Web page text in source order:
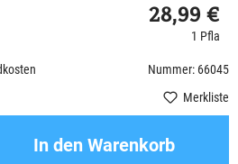
28,99 €
1 Pfla
Nummer: 66045
Merkliste
In den Warenkorb